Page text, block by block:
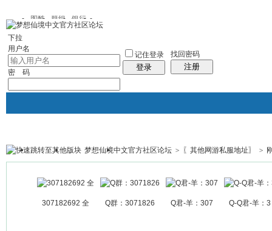
图酷 群组 银行
下拉
用户名
密 码
记住登录
登录
找回密码
注册
银行 群组聚合 我的空间
帖子
梦想仙境中文官方社区论坛 > 〖其他网游私服地址〗 >
307182692 全 Q群：3071826 Q君-羊：307 Q-Q君-羊：3